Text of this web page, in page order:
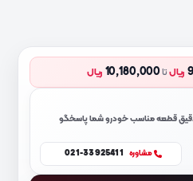
ریالتا10,180,000 ریال
دقیق قطعه مناسب خودرو شما پاسخگو
مشاوره 021-33925411